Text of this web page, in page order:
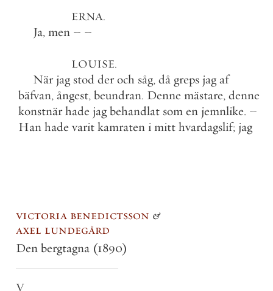
ERNA.
Ja, men – –
LOUISE.
När jag stod der och såg, då greps jag af
bäfvan, ångest, beundran. Denne mästare, denne
konstnär hade jag behandlat som en jemnlike. –
Han hade varit kamraten i mitt hvardagslif; jag
victoria benedictsson &
axel lundegård
Den bergtagna (1890)
V